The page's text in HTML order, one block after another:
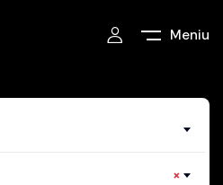
Meniu
×